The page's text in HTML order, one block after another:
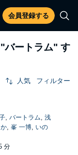
会員登録する
"バートラム" す
人気 フィルター
, バートラム, 浅
, 峯 一博, いの
分